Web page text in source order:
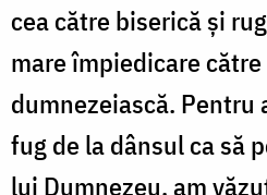
cea către biserică și
mare împiedicare
dumnezeiască. Pentru
fug de la dânsul ca să
lui Dumnezeu, am